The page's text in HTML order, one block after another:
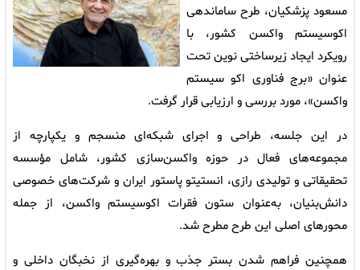
مسعود پزشکیان، طرح ساماندهی
اکوسیستم واکسن کشور، با
رویکرد ایجاد زیرساختی نوین تحت
عنوان «برج فناوری اکو سیستم
واکسن»، مورد بررسی و ارزیابی قرار گرفت.
در این جلسه، طراحی و اجرای شبکه‌ای منسجم و یکپارچه از
مجموعه‌های فعال در حوزه واکسن‌سازی کشور، شامل مؤسسه
تحقیقاتی و تولیدی رازی، انستیتو پاستور ایران و شرکت‌های خصوصی
دانش‌بنیان، به‌عنوان ستون فقرات اکوسیستم واکسن، از جمله
محورهای اصلی این طرح مطرح شد.
همچنین فراهم شدن بستر جذب و بهره‌گیری از نخبگان داخلی و